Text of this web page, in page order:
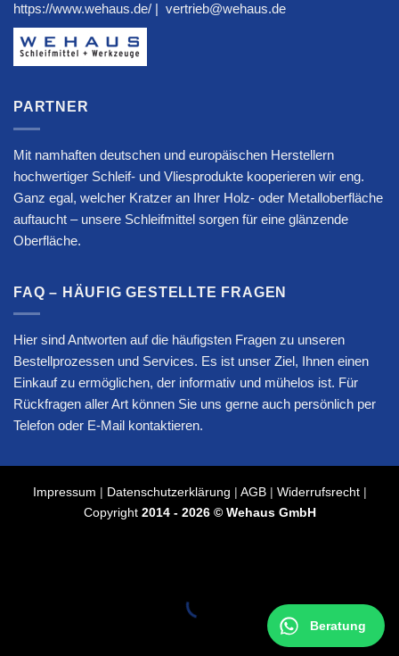
https://www.wehaus.de/ | vertrieb@wehaus.de
PARTNER
Mit namhaften deutschen und europäischen Herstellern
hochwertiger Schleif- und Vliesprodukte kooperieren wir eng.
Ganz egal, welcher Kratzer an Ihrer Holz- oder Metalloberfläche
auftaucht – unsere Schleifmittel sorgen für eine glänzende
Oberfläche.
FAQ – HÄUFIG GESTELLTE FRAGEN
Hier sind Antworten auf die häufigsten Fragen zu unseren
Bestellprozessen und Services. Es ist unser Ziel, Ihnen einen
Einkauf zu ermöglichen, der informativ und mühelos ist. Für
Rückfragen aller Art können Sie uns gerne auch persönlich per
Telefon oder E-Mail kontaktieren.
Impressum | Datenschutzerklärung | AGB| Widerrufsrecht|
Copyright 2014 - 2026 © Wehaus GmbH
Beratung